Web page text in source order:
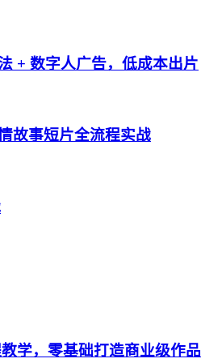
+ 数字人广告，低成本出片
故事短片全流程实战
学，零基础打造商业级作品